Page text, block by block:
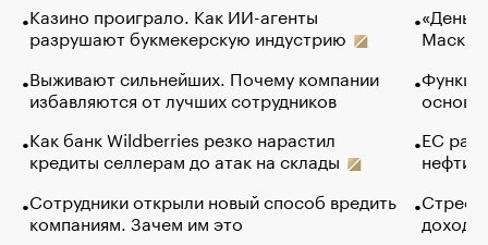
Казино проиграло. Как ИИ-агенты
разрушают букмекерскую индустрию
Выживают сильнейших. Почему компании
избавляются от лучших сотрудников
Как банк Wildberries резко нарастил
кредиты селлерам до атак на склады
Сотрудники открыли новый способ вредить
компаниям. Зачем им это
Маск в
основ
ЕС
нефти